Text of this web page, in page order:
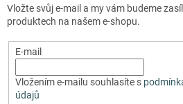
Vložte svůj e-mail a my vám budeme
produktech na našem e-shopu.
E-mail
Vložením e-mailu souhlasíte s
údajů